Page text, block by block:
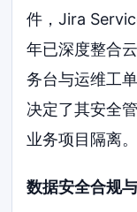
件，Jira
年已深度整合
务台与运维工
决定了其安全
业务项目隔离。
数据安全合规